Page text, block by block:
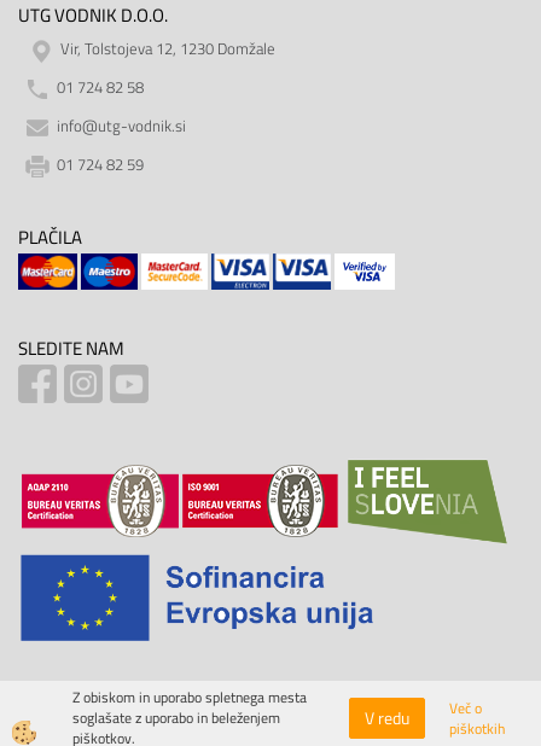
UTG VODNIK D.O.O.
Vir, Tolstojeva 12, 1230 Domžale
01 724 82 58
info@utg-vodnik.si
01 724 82 59
PLAČILA
SLEDITE NAM
Izdelava spletne trgovine
Z obiskom in uporabo spletnega mesta
soglašate z uporabo in beleženjem
piškotkov.
V redu
Več o
piškotkih